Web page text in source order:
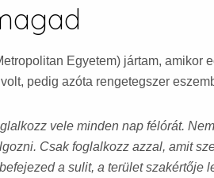
Egyetem) jártam,
pedig azóta rengetegszer
vele minden nap félórát.
Csak foglalkozz azzal, amit
a sulit, a terület szakértője